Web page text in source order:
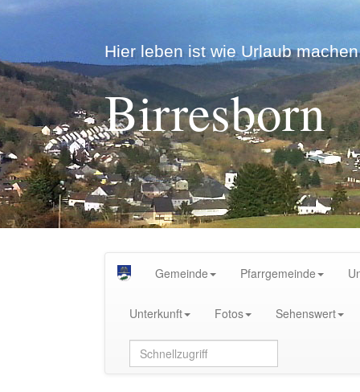
Hier leben ist wie Urlaub
Birresborn
Gemeinde Pfarrgemeinde
Unterkunft Fotos Sehenswert